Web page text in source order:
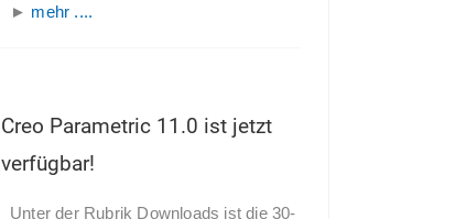
► mehr ....
Creo Parametric 11.0 ist jetzt
verfügbar!
Unter der Rubrik Downloads ist die 30-